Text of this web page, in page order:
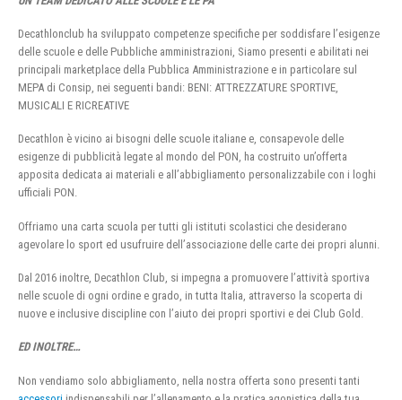
Decathlonclub ha sviluppato competenze specifiche per soddisfare l’esigenze
delle scuole e delle Pubbliche amministrazioni, Siamo presenti e abilitati nei
principali marketplace della Pubblica Amministrazione e in particolare sul
MEPA di Consip, nei seguenti bandi: BENI: ATTREZZATURE SPORTIVE,
MUSICALI E RICREATIVE
Decathlon è vicino ai bisogni delle scuole italiane e, consapevole delle
esigenze di pubblicità legate al mondo del PON, ha costruito un’offerta
apposita dedicata ai materiali e all’abbigliamento personalizzabile con i loghi
ufficiali PON.
Offriamo una carta scuola per tutti gli istituti scolastici che desiderano
agevolare lo sport ed usufruire dell’associazione delle carte dei propri alunni.
Dal 2016 inoltre, Decathlon Club, si impegna a promuovere l’attività sportiva
nelle scuole di ogni ordine e grado, in tutta Italia, attraverso la scoperta di
nuove e inclusive discipline con l’aiuto dei propri sportivi e dei Club Gold.
ED INOLTRE…
Non vendiamo solo abbigliamento, nella nostra offerta sono presenti tanti